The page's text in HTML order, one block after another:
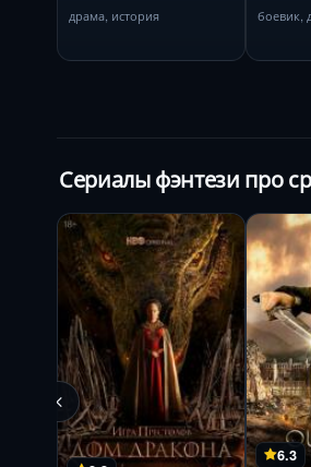
драма, история боевик,
Сериалы фэнтези про
6.3